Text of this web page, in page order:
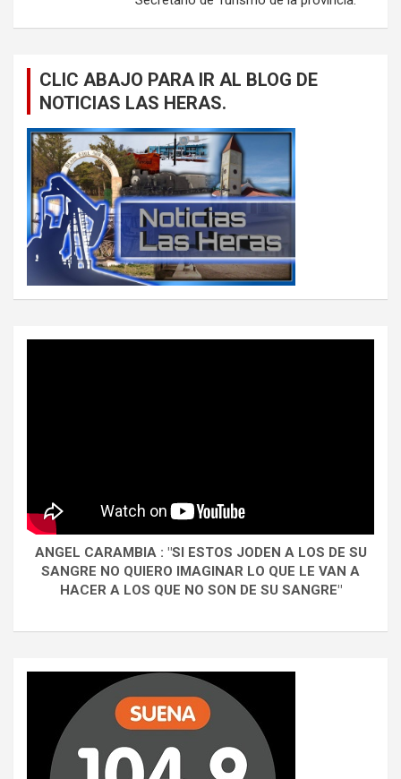
CLIC ABAJO PARA IR AL BLOG DE
NOTICIAS LAS HERAS.
ANGEL CARAMBIA : "SI ESTOS JODEN A LOS DE SU
SANGRE NO QUIERO IMAGINAR LO QUE LE VAN A
HACER A LOS QUE NO SON DE SU SANGRE"